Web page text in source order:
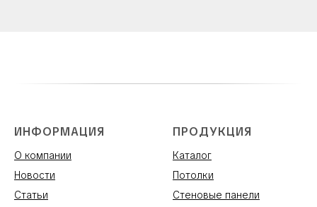
ИНФОРМАЦИЯ
О компании
Новости
Статьи
ПРОДУКЦИЯ
Каталог
Потолки
Стеновые панели